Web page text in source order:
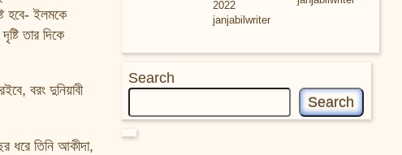
হবে- ইলমকে
তার দিকে
বরং দুনিয়াবী
ধরে তিনি আকীদা,
2022
janjabilwriter
Search
Search